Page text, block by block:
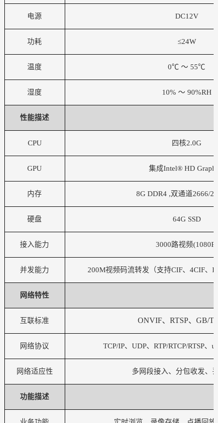
电源 DC12V
功耗 ≤24W
温度 0℃ ～ 55℃
湿度 10% ～ 90%RH
性能描述
CPU 四核2.0G
GPU 集成Intel® HD
内存 8G DDR4 ,双通道2666/
硬盘 64G SSD
接入能力 3000路视频(1080P)
并发能力 200M视频码流转发（支持CIF、4CIF、
网络特性
互联标准 ONVIF、RTSP、GB/T
网络协议 TCP/IP、UDP、RTP/RTCP/RTSP、
网络适应性 多网段接入、分包收发、
功能描述